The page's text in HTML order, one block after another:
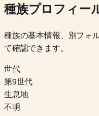
種族プロフィー
種族の基本情報、別フォ
て確認できます。
世代
第9世代
生息地
不明